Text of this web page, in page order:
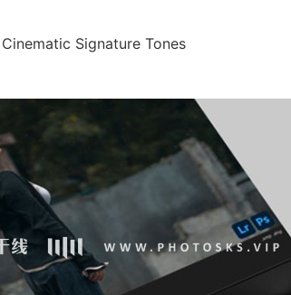
Signature Tones